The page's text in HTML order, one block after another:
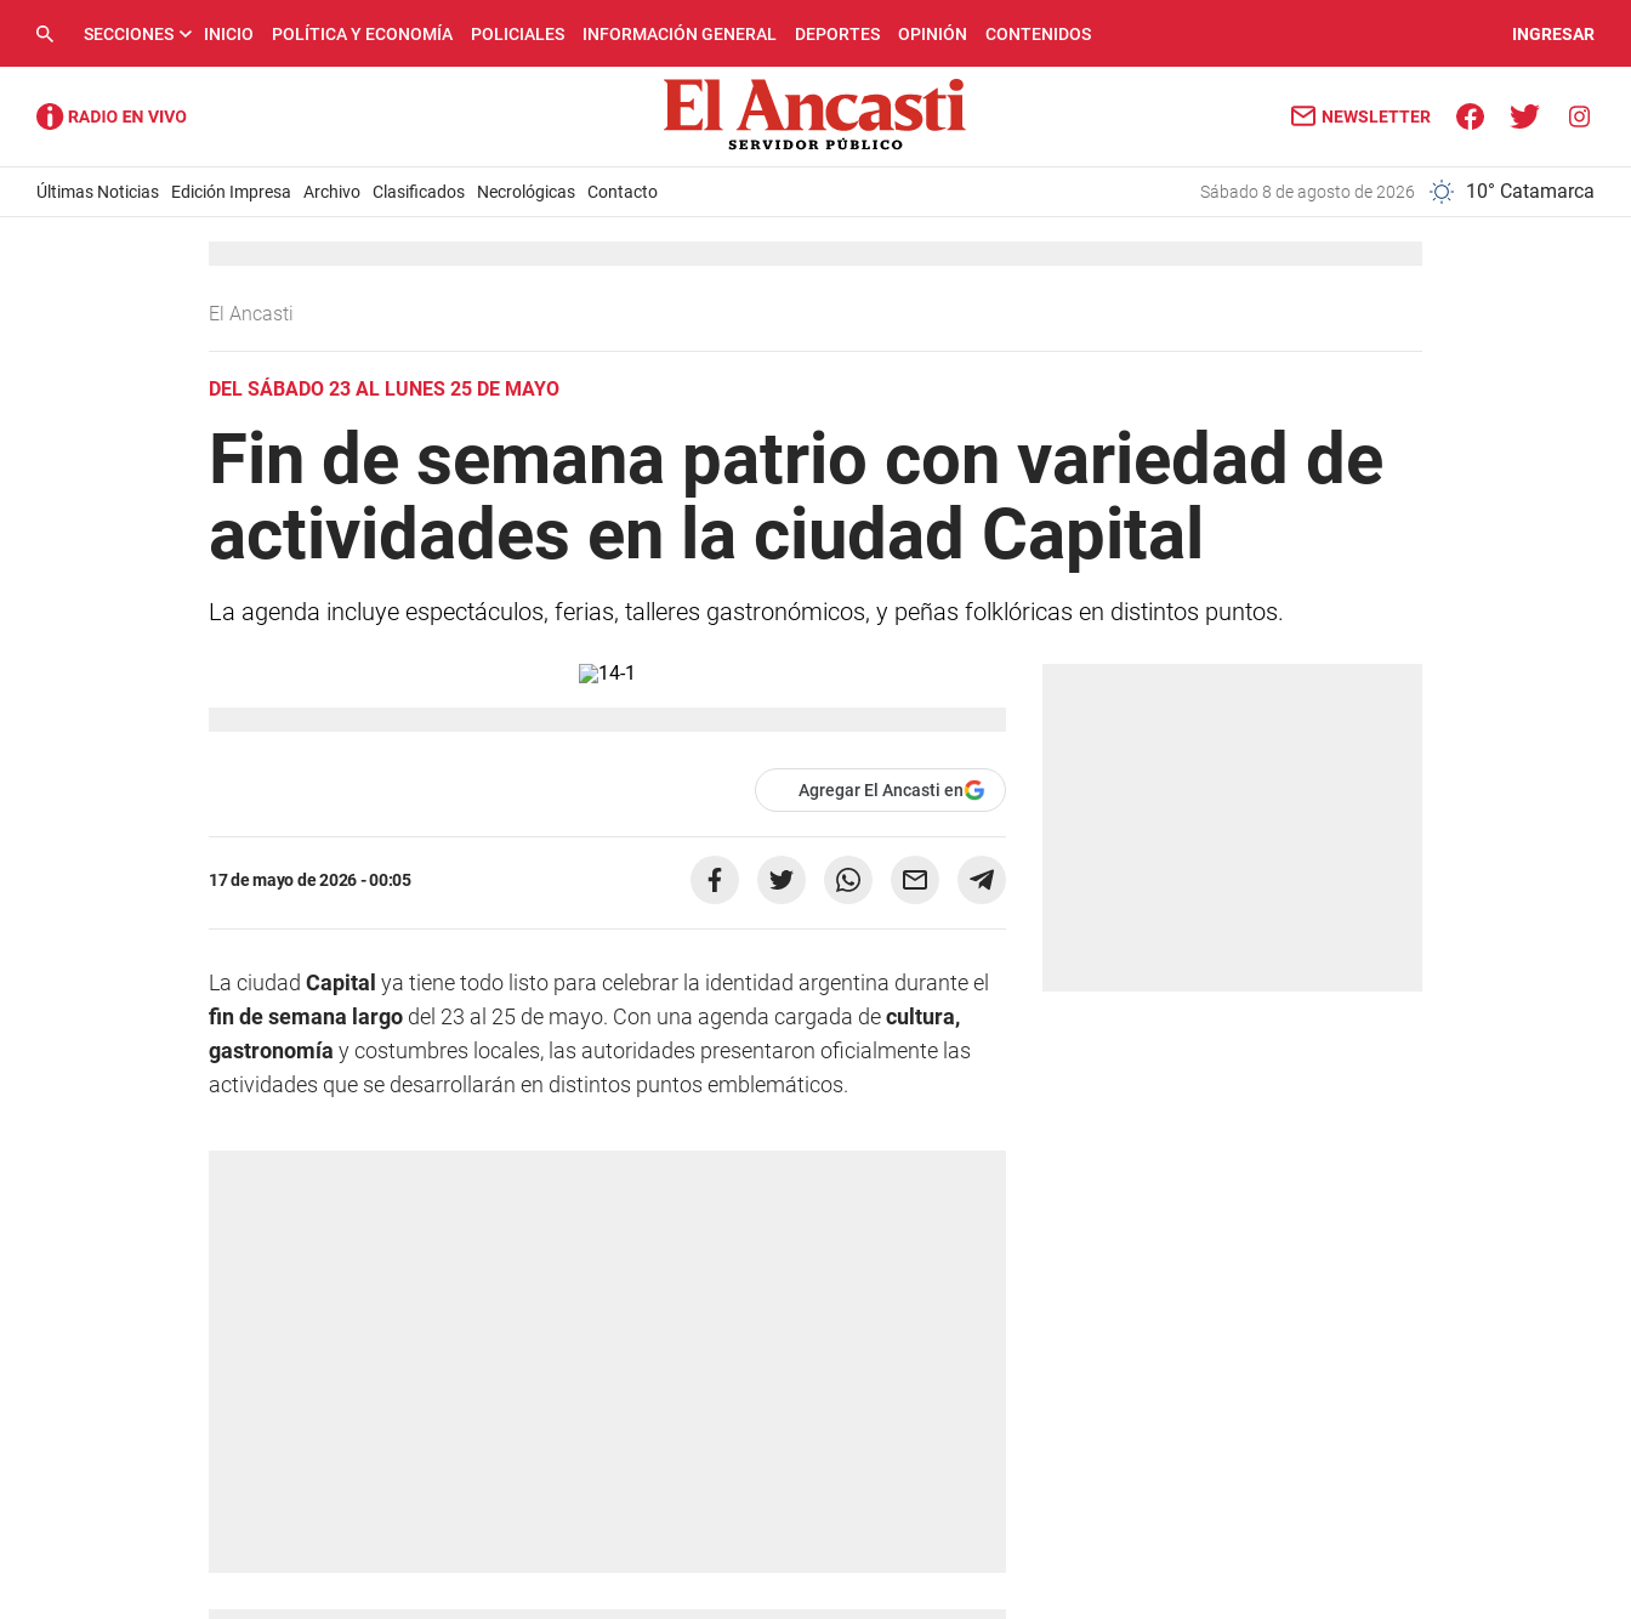
SECCIONES INICIO POLÍTICA Y ECONOMÍA POLICIALES INFORMACIÓN GENERAL DEPORTES OPINIÓN CONTENIDOS INGRESAR
NEWSLETTER
Últimas Noticias Edición Impresa Archivo Clasificados Necrológicas Contacto sábado 8 de agosto de 2026 10° Catamarca
El Ancasti
DEL SÁBADO 23 AL LUNES 25 DE MAYO
Fin de semana patrio con variedad de
actividades en la ciudad Capital
La agenda incluye espectáculos, ferias, talleres gastronómicos, y peñas folklóricas en distintos puntos.
Agregar El Ancasti en
17 de mayo de 2026 - 00:05
La ciudad Capital ya tiene todo listo para celebrar la identidad argentina durante el
fin de semana largo del 23 al 25 de mayo. Con una agenda cargada decultura,
gastronomía y costumbres locales, las autoridades presentaron oficialmente las
actividades que se desarrollarán en distintos puntos emblemáticos.